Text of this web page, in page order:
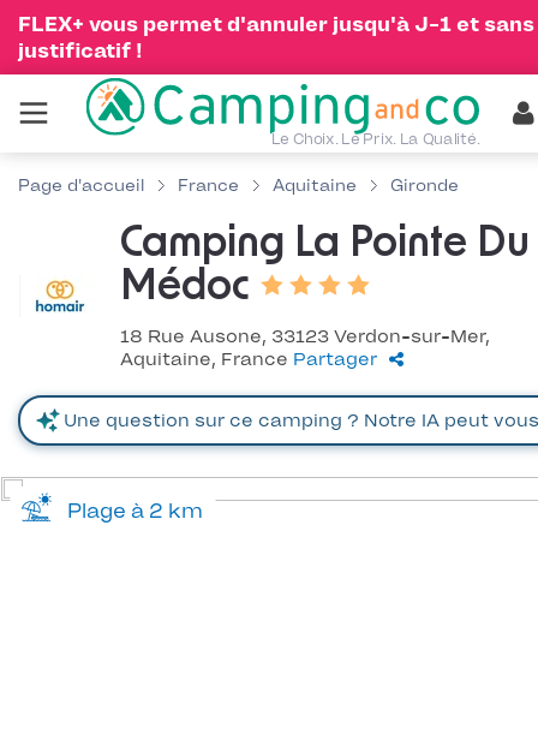
FLEX+ vous permet d'annuler jusqu'à J-1 et sans
justificatif !
Le Choix. Le Prix. La Qualité.
Page d'accueil France Aquitaine Gironde
Camping La Pointe Du
Médoc
18 Rue Ausone, 33123 Verdon-sur-Mer,
Aquitaine, France Partager
Plage à 2 km